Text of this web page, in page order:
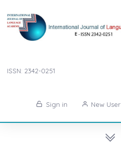
ISSN: 2342-0251
Sign in New User